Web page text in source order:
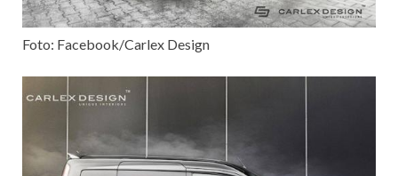
Foto: Facebook/Carlex Design